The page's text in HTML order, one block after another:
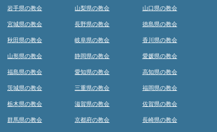
岩手県の教会
宮城県の教会
秋田県の教会
山形県の教会
福島県の教会
茨城県の教会
栃木県の教会
群馬県の教会
山梨県の教会
長野県の教会
岐阜県の教会
静岡県の教会
愛知県の教会
三重県の教会
滋賀県の教会
京都府の教会
山口県の教会
徳島県の教会
香川県の教会
愛媛県の教会
高知県の教会
福岡県の教会
佐賀県の教会
長崎県の教会